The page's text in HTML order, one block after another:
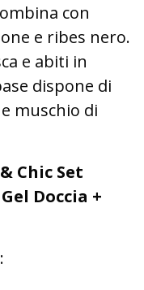
con
e ribes nero.
e abiti in
dispone di
muschio di
Chic Set
Doccia +